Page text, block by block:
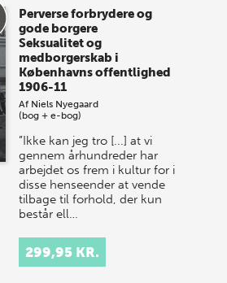
Perverse forbrydere og
gode borgere
Seksualitet og
medborgerskab i
Københavns offentlighed
1906-11
Af Niels Nyegaard
(bog + e-bog)
”Ikke kan jeg tro [...] at vi
gennem århundreder har
arbejdet os frem i kultur for i
disse henseender at vende
tilbage til forhold, der kun
består ell…
299,95 KR.